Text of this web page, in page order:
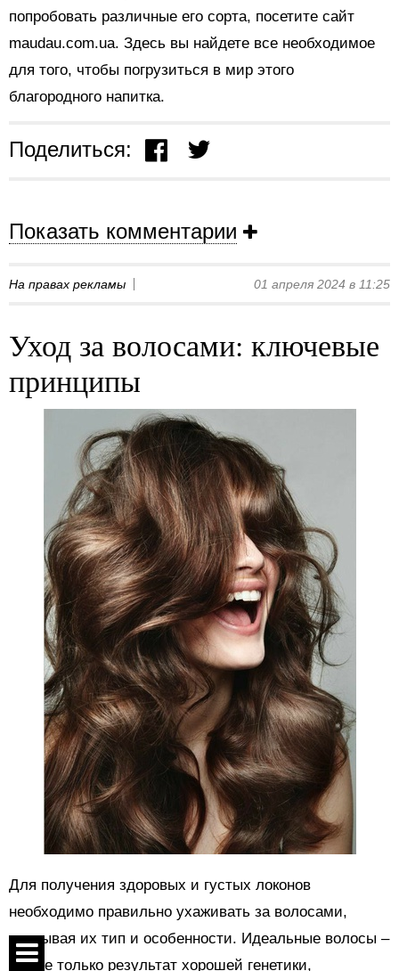
попробовать различные его сорта, посетите сайт
maudau.com.ua. Здесь вы найдете все необходимое
для того, чтобы погрузиться в мир этого
благородного напитка.
Поделиться:
Показать комментарии
На правах рекламы 01 апреля 2024 в 11:25
Уход за волосами: ключевые
принципы
Для получения здоровых и густых локонов
необходимо правильно ухаживать за волосами,
учитывая их тип и особенности. Идеальные волосы –
это не только результат хорошей генетики,